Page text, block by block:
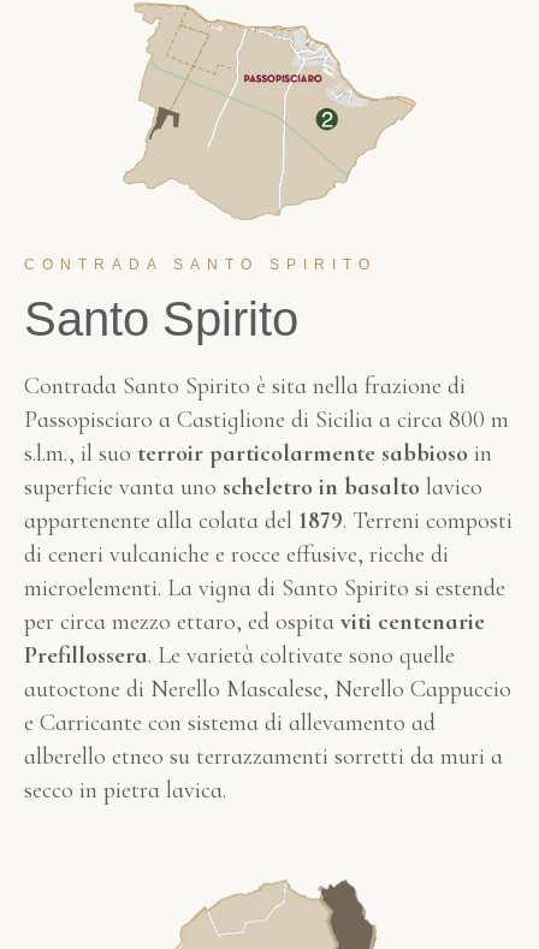
CONTRADA SANTO SPIRITO
Santo Spirito
Contrada Santo Spirito è sita nella frazione di
Passopisciaro a Castiglione di Sicilia a circa 800 m
s.l.m., il suo terroir particolarmente sabbioso in
superficie vanta uno scheletro in basalto lavico
appartenente alla colata del 1879. Terreni composti
di ceneri vulcaniche e rocce effusive, ricche di
microelementi. La vigna di Santo Spirito si estende
per circa mezzo ettaro, ed ospita viti centenarie
Prefillossera. Le varietà coltivate sono quelle
autoctone di Nerello Mascalese, Nerello Cappuccio
e Carricante con sistema di allevamento ad
alberello etneo su terrazzamenti sorretti da muri a
secco in pietra lavica.